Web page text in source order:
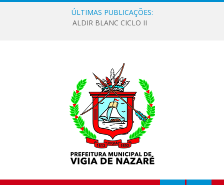
ÚLTIMAS PUBLICAÇÕES:
ALDIR BLANC CICLO II